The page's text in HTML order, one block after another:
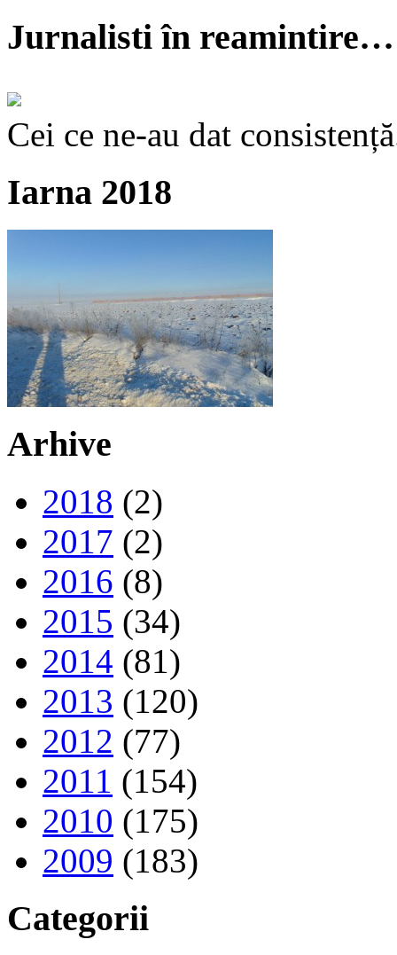
Jurnalisti în reamintire…
Cei ce ne-au dat
Iarna 2018
Arhive
2018 (2)
2017 (2)
2016 (8)
2015 (34)
2014 (81)
2013 (120)
2012 (77)
2011 (154)
2010 (175)
2009 (183)
Categorii